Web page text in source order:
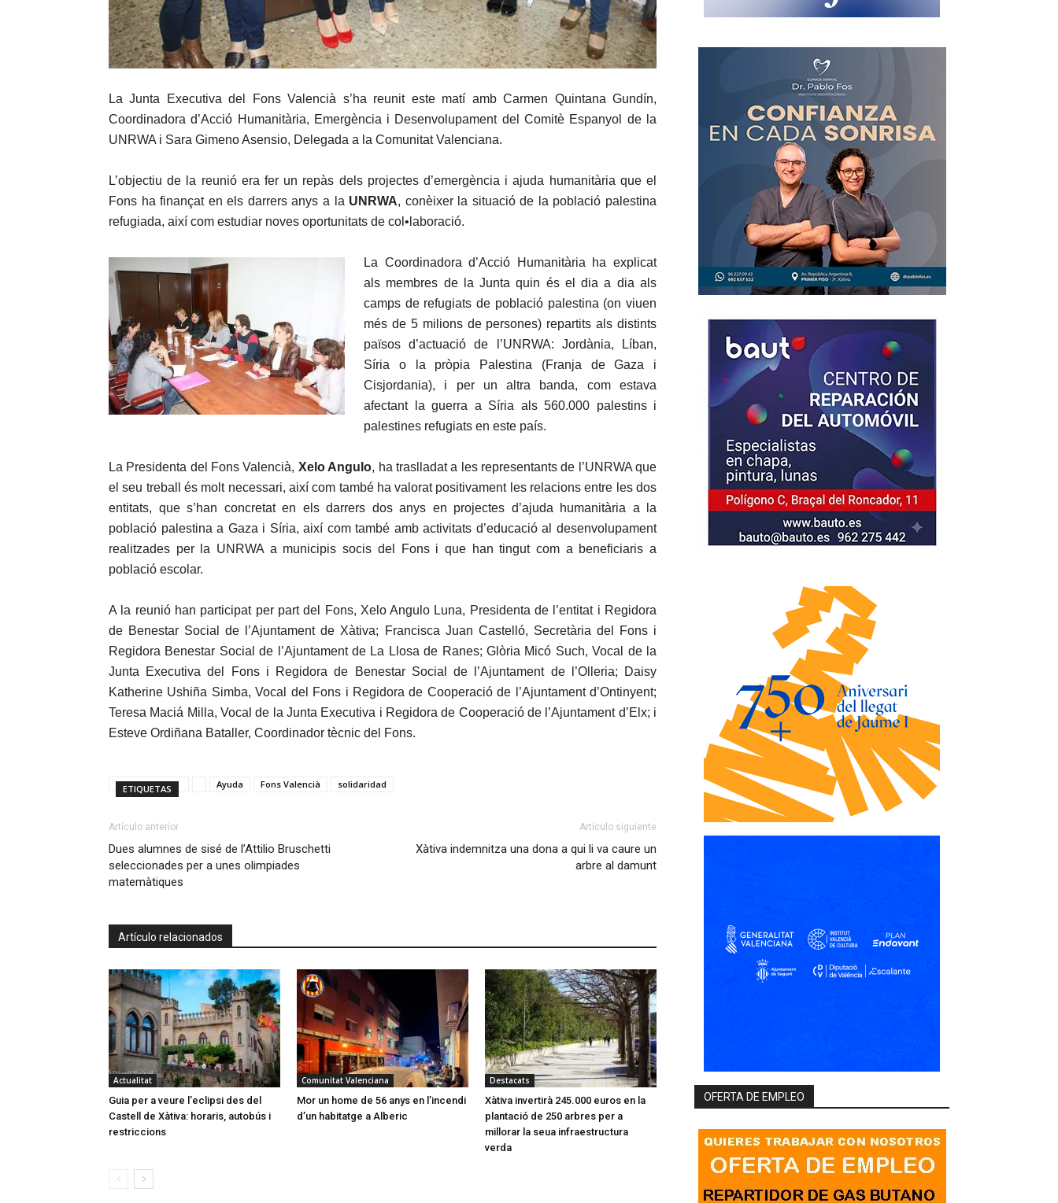
La Junta Executiva del Fons Valencià s’ha reunit este matí amb Carmen Quintana Gundín,
Coordinadora d’Acció Humanitària, Emergència i Desenvolupament del Comitè Espanyol de la
UNRWA i Sara Gimeno Asensio, Delegada a la Comunitat Valenciana.
L’objectiu de la reunió era fer un repàs dels projectes d’emergència i ajuda humanitària que el
Fons ha finançat en els darrers anys a la UNRWA, conèixer la situació de la població palestina
refugiada, així com estudiar noves oportunitats de col•laboració.
La Coordinadora d’Acció Humanitària ha explicat
als membres de la Junta quin és el dia a dia als
camps de refugiats de població palestina (on viuen
més de 5 milions de persones) repartits als distints
països d’actuació de l’UNRWA: Jordània, Líban,
Síria o la pròpia Palestina (Franja de Gaza i
Cisjordania), i per un altra banda, com estava
afectant la guerra a Síria als 560.000 palestins i
palestines refugiats en este país.
La Presidenta del Fons Valencià, Xelo Angulo, ha traslladat a les representants de l’UNRWA que
el seu treball és molt necessari, així com també ha valorat positivament les relacions entre les dos
entitats, que s’han concretat en els darrers dos anys en projectes d’ajuda humanitària a la
població palestina a Gaza i Síria, així com també amb activitats d’educació al desenvolupament
realitzades per la UNRWA a municipis socis del Fons i que han tingut com a beneficiaris a
població escolar.
A la reunió han participat per part del Fons, Xelo Angulo Luna, Presidenta de l’entitat i Regidora
de Benestar Social de l’Ajuntament de Xàtiva; Francisca Juan Castelló, Secretària del Fons i
Regidora Benestar Social de l’Ajuntament de La Llosa de Ranes; Glòria Micó Such, Vocal de la
Junta Executiva del Fons i Regidora de Benestar Social de l’Ajuntament de l’Olleria; Daisy
Katherine Ushiña Simba, Vocal del Fons i Regidora de Cooperació de l’Ajuntament d’Ontinyent;
Teresa Maciá Milla, Vocal de la Junta Executiva i Regidora de Cooperació de l’Ajuntament d’Elx; i
Esteve Ordiñana Bataller, Coordinador tècnic del Fons.
ETIQUETAS Ayuda Fons Valencià solidaridad
Artículo anterior
Dues alumnes de sisé de l’Attilio Bruschetti
seleccionades per a unes olimpiades
matemàtiques
Artículo siguiente
Xàtiva indemnitza una dona a qui li va caure un
arbre al damunt
Artículo relacionados
Actualitat
Guia per a veure l’eclipsi des del
Castell de Xàtiva: horaris, autobús i
restriccions
Comunitat Valenciana
Mor un home de 56 anys en l’incendi
d’un habitatge a Alberic
Destacats
Xàtiva invertirà 245.000 euros en la
plantació de 250 arbres per a
millorar la seua infraestructura
verda
OFERTA DE EMPLEO